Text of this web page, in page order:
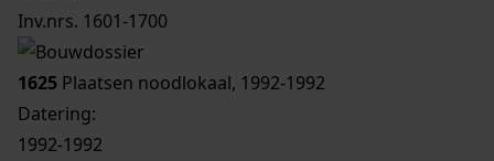
Inv.nrs. 1601-1700
1625 Plaatsen noodlokaal, 1992-1992
Datering:
1992-1992